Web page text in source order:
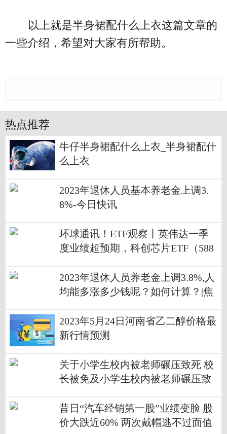
以上就是半身裙配什么上衣这篇文章的
一些介绍，希望对大家有所帮助。
热点推荐
牛仔半身裙配什么上衣_半身裙配什
么上衣
2023年退休人员基本养老金上调3.
8%-今日快讯
环球通讯！ETF观察丨英伟达一季
度业绩超预期，科创芯片ETF（588
2023年退休人员养老金上调3.8%,人
均能多涨多少钱呢？如何计算？|焦
2023年5月24日河南省乙二醇价格最
新行情预测
关于小学生校内被老师碾压致死 校
长被免及小学生校内被老师碾压致
昔日“汽车经销第一股”业绩变脸 股
价大跌近60% 两次戴帽逃不过面值